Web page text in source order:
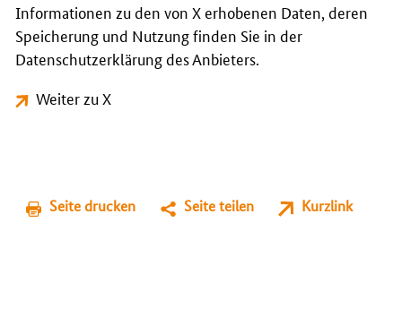
Informationen zu den von X erhobenen Daten, deren
Speicherung und Nutzung finden Sie in der
Datenschutzerklärung des Anbieters.
Weiter zu X
Seite drucken Seite teilen Kurzlink